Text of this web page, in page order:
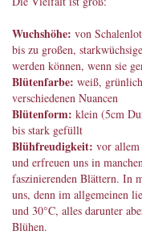
Wuchshöhe: von
bis zu großen,
werden können, wenn sie
Blütenfarbe: weiß,
verschiedenen Nuancen
Blütenform: klein (5cm
bis stark gefüllt
Blühfreudigkeit: vor allem
und erfreuen uns in
faszinierenden Blättern. In
uns, denn im allgemeinen
und 30°C, alles darunter
Blühen.